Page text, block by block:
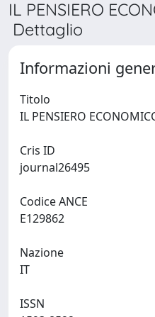
IL PENSIERO
Dettaglio
Informazioni
Titolo
Cris ID
Codice ANCE
Nazione
ISSN